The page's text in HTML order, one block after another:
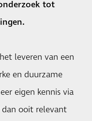
tot
leveren van een
en duurzame
eigen kennis via
dan ooit relevant